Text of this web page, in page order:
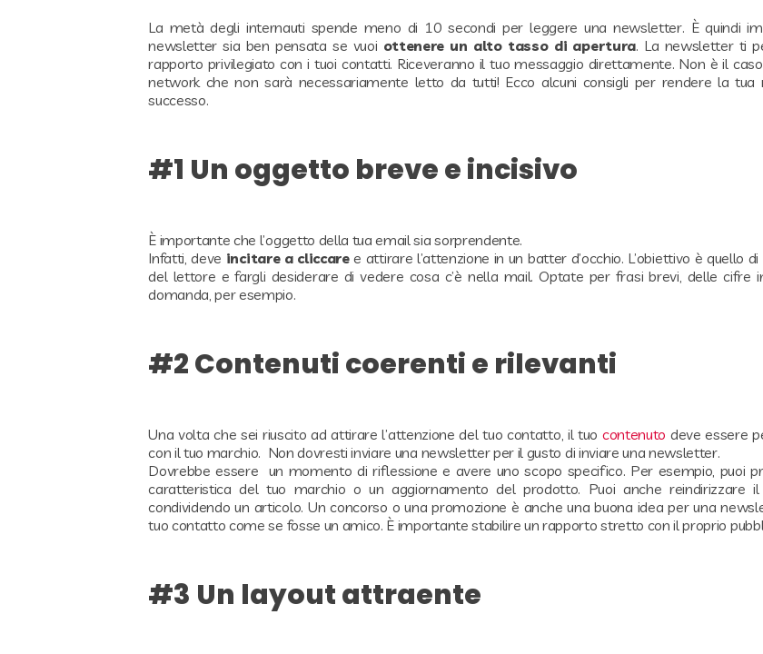
La metà degli internauti spende meno di 10 secondi per leggere una newsletter. È quindi
newsletter sia ben pensata se vuoi ottenere un alto tasso di apertura. La newsletter ti
rapporto privilegiato con i tuoi contatti. Riceveranno il tuo messaggio direttamente. Non è il
network che non sarà necessariamente letto da tutti! Ecco alcuni consigli per rendere la
successo.
#1 Un oggetto breve e incisivo
È importante che l’oggetto della tua email sia sorprendente.
Infatti, deve incitare a cliccaree attirare l’attenzione in un batter d’occhio. L’obiettivo è quello
del lettore e fargli desiderare di vedere cosa c’è nella mail. Optate per frasi brevi, delle cifre
domanda, per esempio.
#2 Contenuti coerenti e rilevanti
Una volta che sei riuscito ad attirare l’attenzione del tuo contatto, il tuo contenuto deve essere
con il tuo marchio. Non dovresti inviare una newsletter per il gusto di inviare una newsletter.
Dovrebbe essere un momento di riflessione e avere uno scopo specifico. Per esempio, puoi
caratteristica del tuo marchio o un aggiornamento del prodotto. Puoi anche
condividendo un articolo. Un concorso o una promozione è anche una buona idea per una
tuo contatto come se fosse un amico. È importante stabilire un rapporto stretto con il proprio
#3 Un layout attraente